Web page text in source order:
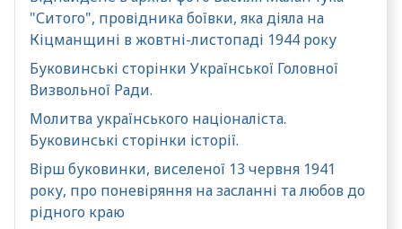
"Ситого", провідника боївки, яка діяла на
Кіцманщині в жовтні-листопаді 1944 року
Буковинські сторінки Української Головної
Визвольної Ради.
Молитва українського націоналіста.
Буковинські сторінки історії.
Вірш буковинки, виселеної 13 червня 1941
року, про поневіряння на засланні та любов до
рідного краю